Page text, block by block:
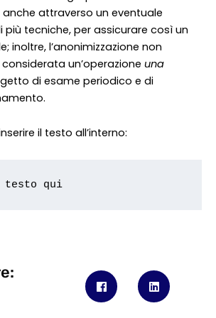
anche attraverso un eventuale
tecniche, per assicurare così un
inoltre, l’anonimizzazione non
un’operazione una
di esame periodico e di
il testo all’interno:
qui